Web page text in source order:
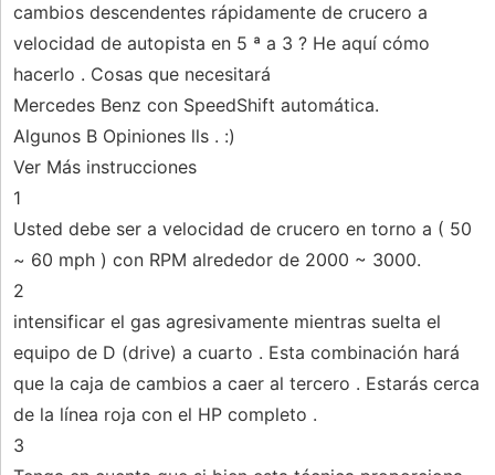
cambios descendentes rápidamente de crucero a
velocidad de autopista en 5 ª a 3 ? He aquí cómo
hacerlo . Cosas que necesitará
Mercedes Benz con SpeedShift automática.
Algunos B Opiniones lls . :)
Ver Más instrucciones
1
Usted debe ser a velocidad de crucero en torno a ( 50
~ 60 mph ) con RPM alrededor de 2000 ~ 3000.
2
intensificar el gas agresivamente mientras suelta el
equipo de D (drive) a cuarto . Esta combinación hará
que la caja de cambios a caer al tercero . Estarás cerca
de la línea roja con el HP completo .
3